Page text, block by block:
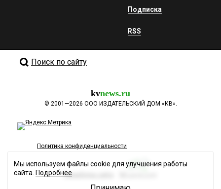
Подписка
RSS
Поиск по сайту
kvnews.ru
© 2001—2026 ООО ИЗДАТЕЛЬСКИЙ ДОМ «КВ».
Политика конфиденциальности
Разработка сайта
Мы используем файлы cookie для улучшения работы
сайта. Подробнее